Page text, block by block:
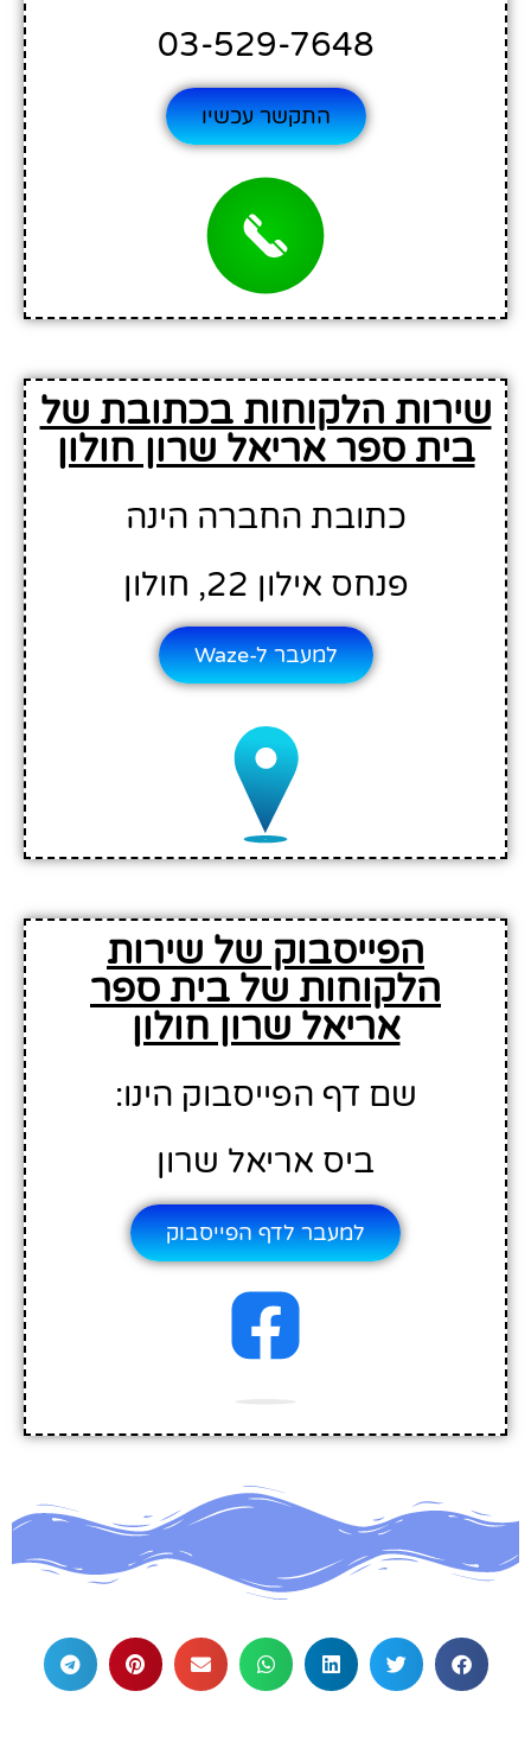
03-529-7648
התקשר עכשיו
שירות הלקוחות בכתובת של
בית ספר אריאל שרון חולון
כתובת החברה הינה
פנחס אילון 22, חולון
למעבר ל-Waze
הפייסבוק של שירות
הלקוחות של בית ספר
אריאל שרון חולון
שם דף הפייסבוק הינו:
ביס אריאל שרון
למעבר לדף הפייסבוק